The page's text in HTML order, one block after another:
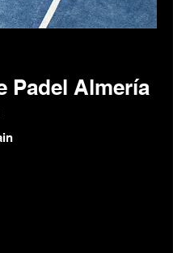
Padel Almería